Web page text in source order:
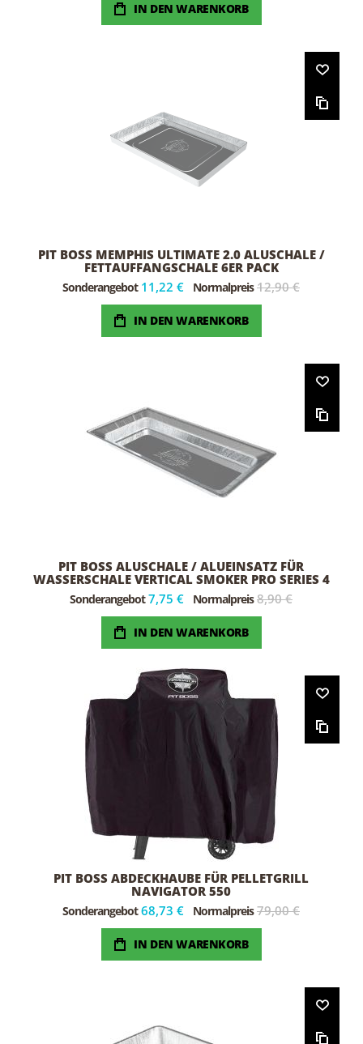
IN DEN WARENKORB
PIT BOSS MEMPHIS ULTIMATE 2.0 ALUSCHALE /
FETTAUFFANGSCHALE 6ER PACK
Sonderangebot 11,22 € Normalpreis 12,90 €
IN DEN WARENKORB
PIT BOSS ALUSCHALE / ALUEINSATZ FÜR
WASSERSCHALE VERTICAL SMOKER PRO SERIES 4
(6 STK.)
Sonderangebot 7,75 € Normalpreis 8,90 €
IN DEN WARENKORB
PIT BOSS ABDECKHAUBE FÜR PELLETGRILL
NAVIGATOR 550
Sonderangebot 68,73 € Normalpreis 79,00 €
IN DEN WARENKORB